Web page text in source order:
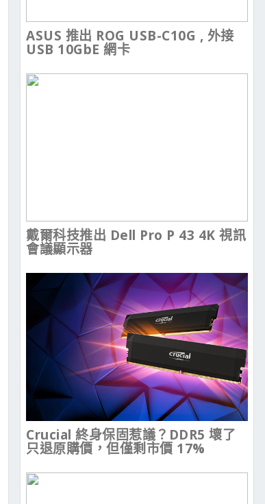
ASUS 推出 ROG USB-C10G , 外接
USB 10GbE 網卡
戴爾科技推出 Dell Pro P 43 4K 視訊
會議顯示器
Crucial 終身保固惹議？DDR5 壞了
只退原購價，但僅剩市價 17%